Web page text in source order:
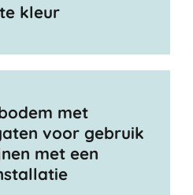
kleur
met
voor gebruik
met een